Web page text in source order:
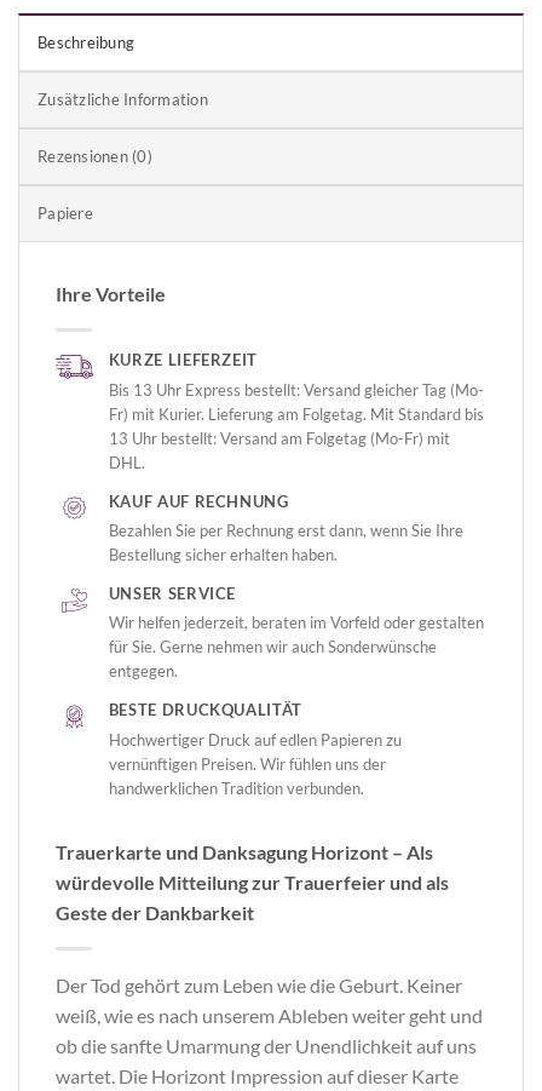
Beschreibung
Zusätzliche Information
Rezensionen (0)
Papiere
Ihre Vorteile
KURZE LIEFERZEIT
Bis 13 Uhr Express bestellt: Versand gleicher Tag (Mo-
Fr) mit Kurier. Lieferung am Folgetag. Mit Standard bis
13 Uhr bestellt: Versand am Folgetag (Mo-Fr) mit
DHL.
KAUF AUF RECHNUNG
Bezahlen Sie per Rechnung erst dann, wenn Sie Ihre
Bestellung sicher erhalten haben.
UNSER SERVICE
Wir helfen jederzeit, beraten im Vorfeld oder gestalten
für Sie. Gerne nehmen wir auch Sonderwünsche
entgegen.
BESTE DRUCKQUALITÄT
Hochwertiger Druck auf edlen Papieren zu
vernünftigen Preisen. Wir fühlen uns der
handwerklichen Tradition verbunden.
Trauerkarte und Danksagung Horizont – Als
würdevolle Mitteilung zur Trauerfeier und als
Geste der Dankbarkeit
Der Tod gehört zum Leben wie die Geburt. Keiner
weiß, wie es nach unserem Ableben weiter geht und
ob die sanfte Umarmung der Unendlichkeit auf uns
wartet. Die Horizont Impression auf dieser Karte